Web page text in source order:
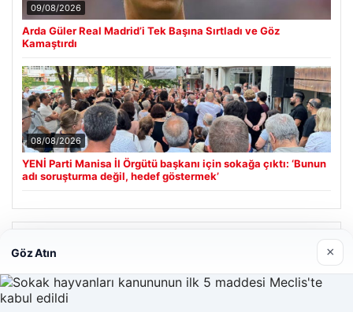
09/08/2026
Arda Güler Real Madrid’i Tek Başına Sırtladı ve Göz
Kamaştırdı
08/08/2026
YENİ Parti Manisa İl Örgütü başkanı için sokağa çıktı: ‘Bunun
adı soruşturma değil, hedef göstermek’
Göz Atın ×